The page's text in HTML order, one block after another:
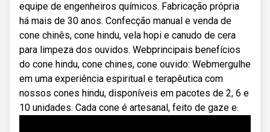
equipe de engenheiros químicos. Fabricação própria
há mais de 30 anos. Confecção manual e venda de
cone chinês, cone hindu, vela hopi e canudo de cera
para limpeza dos ouvidos. Webprincipais benefícios
do cone hindu, cone chines, cone ouvido: Webmergulhe
em uma experiência espiritual e terapêutica com
nossos cones hindu, disponíveis em pacotes de 2, 6 e
10 unidades. Cada cone é artesanal, feito de gaze e.